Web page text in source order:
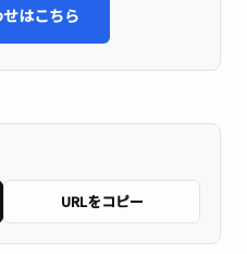
はこちら
URLをコピー